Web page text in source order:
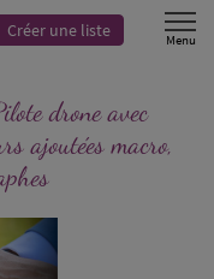
Créer une liste
drone avec
ajoutées macro,